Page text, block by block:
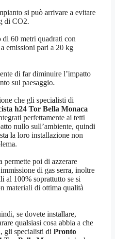
si può arrivare a evitare
di CO2.
di 60 metri quadrati con
emissioni pari a 20 kg
di far diminuire l’impatto
sul paesaggio.
che gli specialisti di
h24 Tor Bella Monaca
perfettamente ai tetti
nullo sull’ambiente, quindi
la loro installazione non
permette poi di azzerare
di gas serra, inoltre
al 100% soprattutto se si
materiali di ottima qualità
se dovete installare,
qualsiasi cosa abbia a che
gli specialisti di Pronto